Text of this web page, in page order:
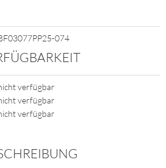
074
verfügbar
verfügbar
verfügbar